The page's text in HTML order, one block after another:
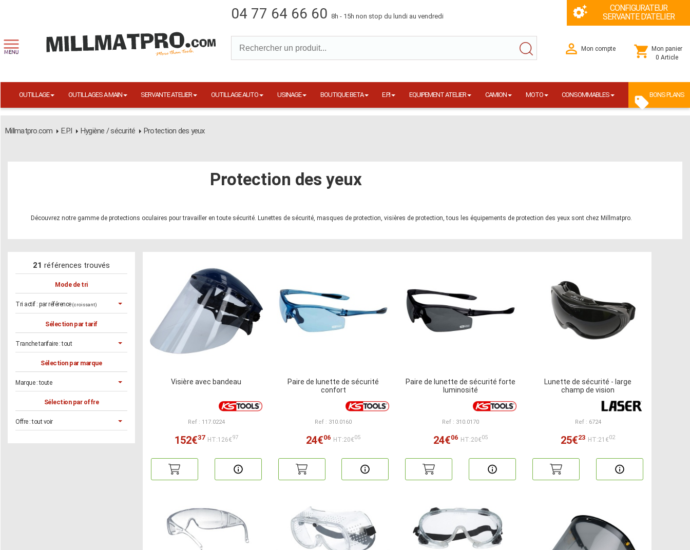
04 77 64 66 60 8h - 15h non stop du lundi au vendredi
CONFIGURATEUR
SERVANTE D'ATELIER
Mon compte
Mon panier
0 Article
OUTILLAGE OUTILLAGES A MAIN SERVANTE ATELIER OUTILLAGE AUTO USINAGE BOUTIQUE BETA E.P.I EQUIPEMENT ATELIER CAMION MOTO CONSOMMABLES BONS PLANS
Millmatpro.com E.P.I Hygiène / sécurité Protection des yeux
Protection des yeux
Découvrez notre gamme de protections oculaires pour travailler en toute sécurité. Lunettes de sécurité, masques de protection, visières de protection, tous les équipements de protection des yeux sont chez Millmatpro.
21 références trouvés
Mode de tri
Tri actif : par référence (croissant)
Sélection par tarif
Tranche tarifaire :tout
Sélection par marque
Marque :toute
Sélection par offre
Offre :tout voir
Visière avec bandeau
Ref : 117.0224
152€37 HT:126€97
Paire de lunette de sécurité
confort
Ref : 310.0160
24€06 HT:20€05
Paire de lunette de sécurité forte
luminosité
Ref : 310.0170
24€06 HT:20€05
Lunette de sécurité - large
champ de vision
Ref : 6724
25€23 HT:21€02